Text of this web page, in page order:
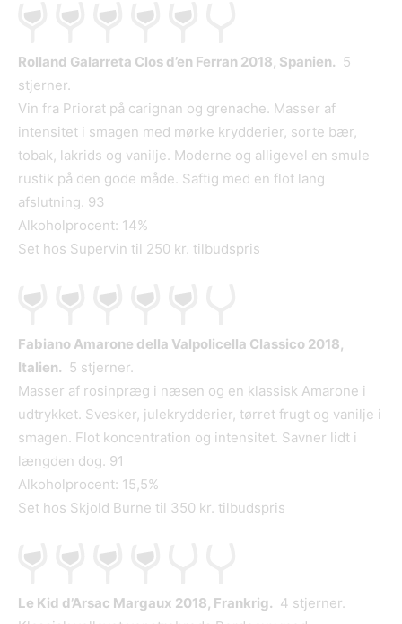
Rolland Galarreta Clos d’en Ferran 2018, Spanien. 5
stjerner.
Vin fra Priorat på carignan og grenache. Masser af
intensitet i smagen med mørke krydderier, sorte bær,
tobak, lakrids og vanilje. Moderne og alligevel en smule
rustik på den gode måde. Saftig med en flot lang
afslutning. 93
Alkoholprocent: 14%
Set hos Supervin til 250 kr. tilbudspris
Fabiano Amarone della Valpolicella Classico 2018,
Italien. 5 stjerner.
Masser af rosinpræg i næsen og en klassisk Amarone i
udtrykket. Svesker, julekrydderier, tørret frugt og vanilje i
smagen. Flot koncentration og intensitet. Savner lidt i
længden dog. 91
Alkoholprocent: 15,5%
Set hos Skjold Burne til 350 kr. tilbudspris
Le Kid d’Arsac Margaux 2018, Frankrig. 4 stjerner.